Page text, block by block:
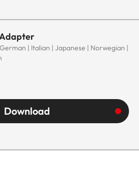
| Italian | Japanese | Norwegian |
Download